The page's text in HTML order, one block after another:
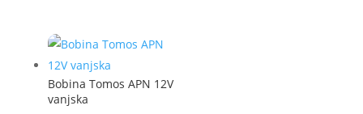
Bobina Tomos APN 12V
vanjska